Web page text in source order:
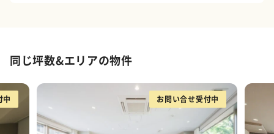
同じ坪数&エリアの物件
中 お問い合せ受付中